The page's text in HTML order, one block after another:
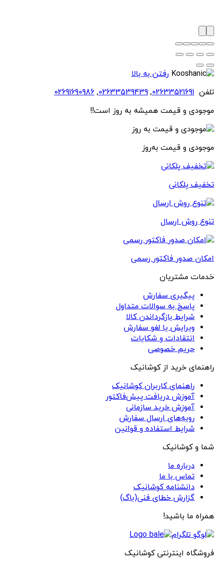
رفتن به بالا
تلفن 02633521691
,
02633539439
,
02691690986
موجودی و قیمت همیشه به روز است!!
موجودی و قیمت به‌روز
تخفیف پلکانی
تنوع روش ارسال
امکان صدور فاکتور رسمی
خدمات مشتریان
پیگیری سفارش
پاسخ به سوالات متداول
شرایط بازگرداندن کالا
ویرایش یا لغو سفارش
انتقادات و شکایات
حریم خصوصی
راهنمای خرید از کوشانیک
راهنمای کاربران کوشانیک
آموزش دریافت پیش‌فاکتور
آموزش خرید سازمانی
رویه‌های ارسال سفارش
شرایط استفاده و قوانین
شما و کوشانیک
درباره ما
تماس با ما
دانشنامه کوشانیک
گزارش خطای فنی(باگ)
همراه ما باشید!
فروشگاه اینترنتی کوشانیک